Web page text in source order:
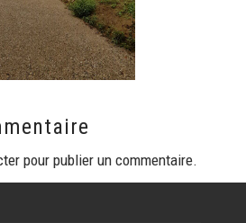
pour publier un commentaire.